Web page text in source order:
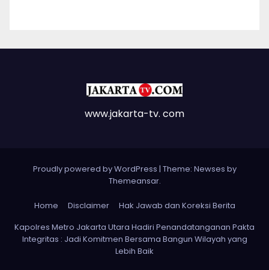
www.jakarta-tv. com
Proudly powered by WordPress | Theme: Newses by
Themeansar.
Home Disclaimer
Hak Jawab dan Koreksi Berita
Kapolres Metro Jakarta Utara Hadiri Penandatanganan Pakta
Integritas : Jadi Komitmen Bersama Bangun Wilayah yang
Lebih Baik